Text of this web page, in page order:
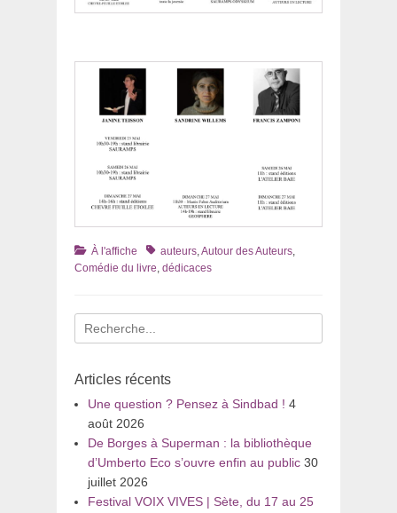
Catégories
À l'affiche Tagsauteurs,Autour des Auteurs,
Comédie du livre, dédicaces
Recherche
pour
Articles récents
Une question ? Pensez à Sindbad ! 4
août 2026
De Borges à Superman : la bibliothèque
d’Umberto Eco s’ouvre enfin au public 30
juillet 2026
Festival VOIX VIVES | Sète, du 17 au 25